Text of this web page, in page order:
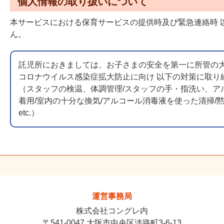
本サービスにおける保育サービスの提供時及び緊急連絡時
ん。
託児所におきましては、お子さまの安全を第一に所管の
コロナウイルス感染症拡大防止に向け 以下の対策に取
（スタッフの検温、体調管理/スタッフの手・指洗い、
着用/室内の十分な換気/アルコール消毒液を使った清掃/
etc.）
運営事務局
株式会社コングレ内